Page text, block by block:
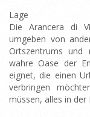
Lage
Die Arancera di
umgeben von
Ortszentrums
wahre Oase der
eignet, die einen
verbringen
müssen, alles in der